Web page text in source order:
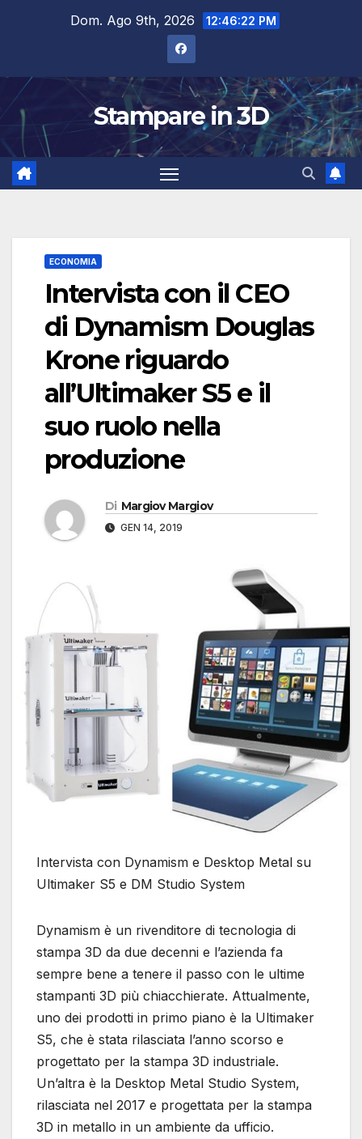
Dom. Ago 9th, 2026 12:46:23 PM
Stampare in 3D
ECONOMIA
Intervista con il CEO
di Dynamism Douglas
Krone riguardo
all’Ultimaker S5 e il
suo ruolo nella
produzione
Di Margiov Margiov
GEN 14, 2019
Intervista con Dynamism e Desktop Metal su
Ultimaker S5 e DM Studio System
Dynamism è un rivenditore di tecnologia di
stampa 3D da due decenni e l’azienda fa
sempre bene a tenere il passo con le ultime
stampanti 3D più chiacchierate. Attualmente,
uno dei prodotti in primo piano è la Ultimaker
S5, che è stata rilasciata l’anno scorso e
progettato per la stampa 3D industriale.
Un’altra è la Desktop Metal Studio System,
rilasciata nel 2017 e progettata per la stampa
3D in metallo in un ambiente da ufficio.